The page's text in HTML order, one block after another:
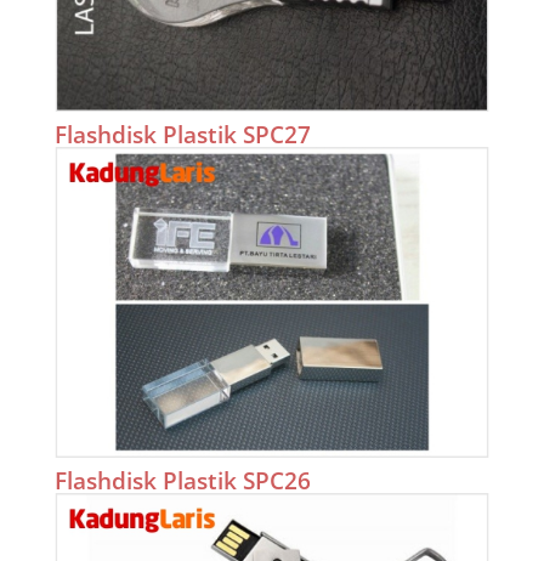
Flashdisk Plastik SPC27
Flashdisk Plastik SPC26